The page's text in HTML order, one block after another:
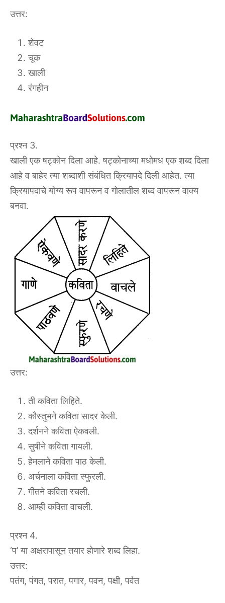
उत्तर:
शेवट
चूक
खाली
रंगहीन
प्रश्न 3.
खाली एक षट्कोन दिला आहे. षट्कोनाच्या मधोमध एक शब्द दिला
आहे व बाहेर त्या शब्दाशी संबंधित क्रियापदे दिली आहेत. त्या
क्रियापदाचे योग्य रूप वापरून व गोलातील शब्द वापरून वाक्य
बनवा.
उत्तर:
ती कविता लिहिते.
कौस्तुभने कविता सादर केली.
दर्शनने कविता ऐकवली.
सुषीने कविता गायली.
हेमलाने कविता पाठ केली.
अर्चनाला कविता स्फुरली.
गीतने कविता रचली.
आम्ही कविता वाचली.
प्रश्न 4.
‘प’ या अक्षरापासून तयार होणारे शब्द लिहा.
उत्तर:
पतंग, पंगत, परात, पगार, पवन, पक्षी, पर्वत